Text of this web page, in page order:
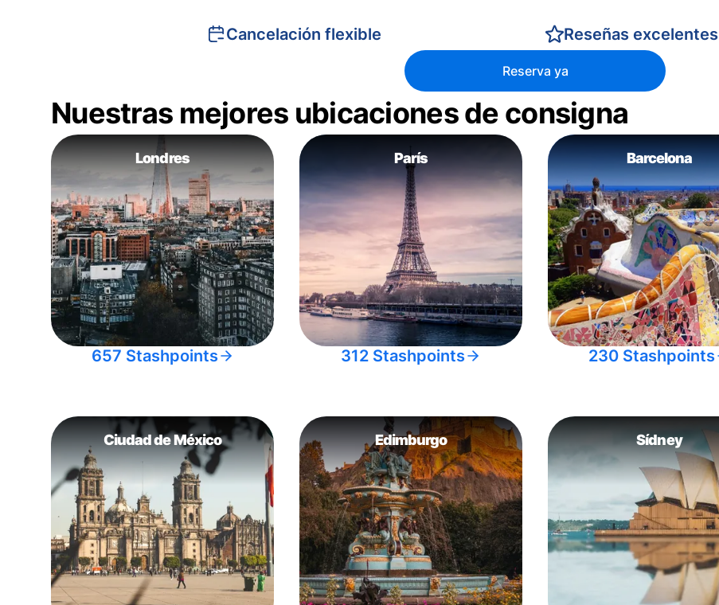
Cancelación flexible Reseñas excelentes
Reserva ya
Nuestras mejores ubicaciones de consigna
Londres
657 Stashpoints
París
312 Stashpoints
Barcelona
230 Stashpoints
Ciudad de México Edimburgo Sídney